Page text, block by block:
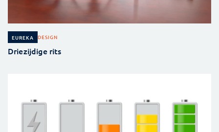
EUREKA DESIGN
Driezijdige rits